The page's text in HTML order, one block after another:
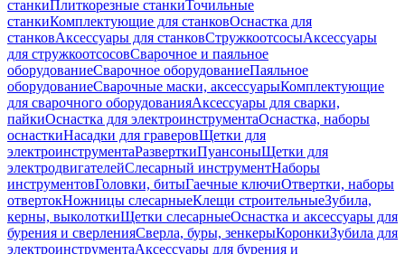
станкиПлиткорезные станкиТочильные
станкиКомплектующие для станковОснастка для
станковАксессуары для станковСтружкоотсосыАксессуары
для стружкоотсосовСварочное и паяльное
оборудованиеСварочное оборудованиеПаяльное
оборудованиеСварочные маски, аксессуарыКомплектующие
для сварочного оборудованияАксессуары для сварки,
пайкиОснастка для электроинструментаОснастка, наборы
оснасткиНасадки для граверовЩетки для
электроинструментаРазверткиПуансоныЩетки для
электродвигателейСлесарный инструментНаборы
инструментовГоловки, битыГаечные ключиОтвертки, наборы
отвертокНожницы слесарныеКлещи строительныеЗубила,
керны, выколоткиЩетки слесарныеОснастка и аксессуары для
бурения и сверленияСверла, буры, зенкерыКоронкиЗубила для
электроинструментаАксессуары для бурения и